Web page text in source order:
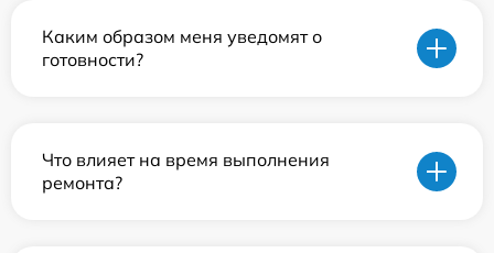
Каким образом меня уведомят о
готовности?
Что влияет на время выполнения
ремонта?